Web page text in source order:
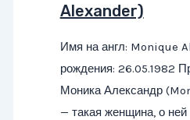
Alexander)
Имя на англ: Monique
рождения: 26.05.1982
Моника Александр
— такая женщина, о ней